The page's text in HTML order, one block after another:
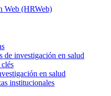
Web (HRWeb)
de investigación en salud
en salud
institucionales